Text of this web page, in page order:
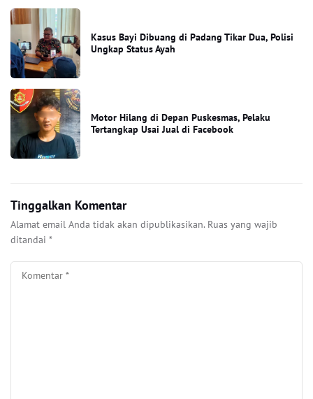
Kasus Bayi Dibuang di Padang Tikar Dua, Polisi
Ungkap Status Ayah
Motor Hilang di Depan Puskesmas, Pelaku
Tertangkap Usai Jual di Facebook
Tinggalkan Komentar
Alamat email Anda tidak akan dipublikasikan. Ruas yang wajib
ditandai *